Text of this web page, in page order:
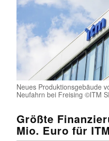
Neues Produktionsgebäude
Neufahrn bei Freising ©ITM
Größte
Mio. Euro für